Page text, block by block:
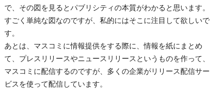
で、その図を見るとパブリシティの本質がわかると思います。
すごく単純な図なのですが、私的にはそこに注目して欲しいで
す。
あとは、マスコミに情報提供をする際に、情報を紙にまとめ
て、プレスリリースやニュースリリースというものを作って、
マスコミに配信するのですが、多くの企業がリリース配信サー
ビスを使って配信しています。